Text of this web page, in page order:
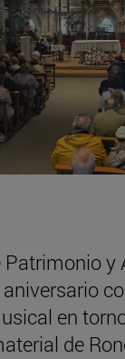
Patrimonio y
en
de